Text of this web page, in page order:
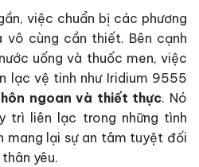
việc chuẩn bị các phương
cùng cần thiết. Bên cạnh
uống và thuốc men, việc
lạc vệ tinh như Iridium 9555
ngoan và thiết thực. Nó
trì liên lạc trong những tình
mang lại sự an tâm tuyệt đối
yêu.